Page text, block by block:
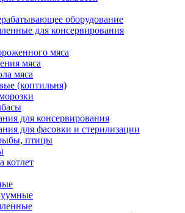
оборудование
для консервирования
мяса
мяса
мяса
(коптильня)
для консервирования
для фасовки и стерилизации
птицы
котлет